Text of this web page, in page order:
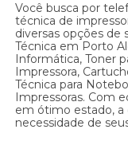
Você busca por
técnica de
diversas opções de
Técnica em Porto
Informática, Toner
Impressora,
Técnica para
Impressoras. Com
em ótimo estado, a
necessidade de